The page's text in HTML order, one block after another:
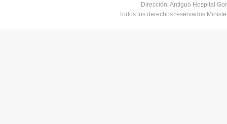
Dirección: Antiguo Hospital
Todos los derechos reservados